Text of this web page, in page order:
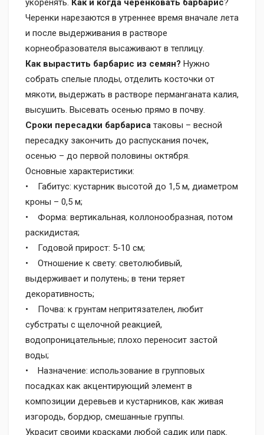
укоренять. Как и когда черенковать барбарис?
Черенки нарезаются в утреннее время вначале лета
и после выдерживания в растворе
корнеобразователя высаживают в теплицу.
Как вырастить барбарис из семян? Нужно
собрать спелые плоды, отделить косточки от
мякоти, выдержать в растворе перманганата калия,
высушить. Высевать осенью прямо в почву.
Сроки пересадки барбариса таковы – весной
пересадку закончить до распускания почек,
осенью – до первой половины октября.
Основные характеристики:
• Габитус: кустарник высотой до 1,5 м, диаметром
кроны – 0,5 м;
• Форма: вертикальная, коллонообразная, потом
раскидистая;
• Годовой прирост: 5-10 см;
• Отношение к свету: светолюбивый,
выдерживает и полутень; в тени теряет
декоративность;
• Почва: к грунтам непритязателен, любит
субстраты с щелочной реакцией,
водопроницательные; плохо переносит застой
воды;
• Назначение: использование в групповых
посадках как акцентирующий элемент в
композиции деревьев и кустарников, как живая
изгородь, бордюр, смешанные группы.
Украсит своими красками любой садик или парк.